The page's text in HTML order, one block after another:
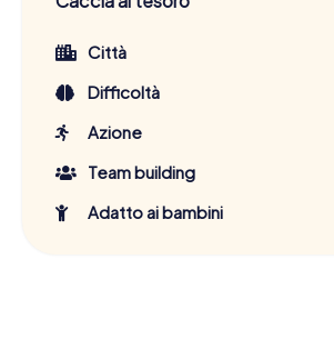
Città
Difficoltà
Azione
Team building
Adatto ai bambini